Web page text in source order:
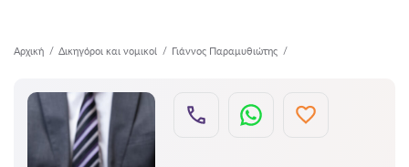
Αρχική Δικηγόροι και νομικοί Γιάννος Παραμυθιώτης